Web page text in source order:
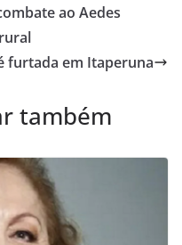
ao Aedes
furtada em Itaperuna
também